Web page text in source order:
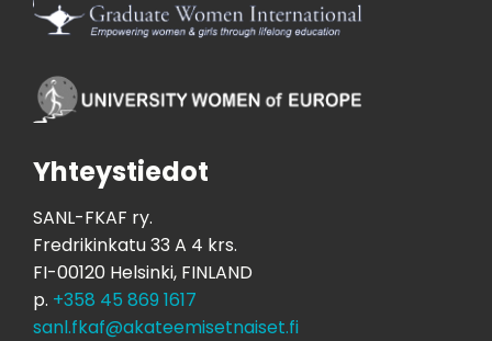
Yhteystiedot
SANL-FKAF ry.
Fredrikinkatu 33 A 4 krs.
FI-00120 Helsinki, FINLAND
p. +358 45 869 1617
sanl.fkaf@akateemisetnaiset.fi